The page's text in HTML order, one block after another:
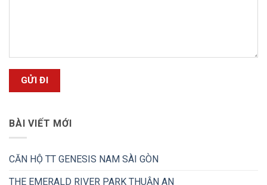
BÀI VIẾT MỚI
CĂN HỘ TT GENESIS NAM SÀI GÒN
THE EMERALD RIVER PARK THUẬN AN